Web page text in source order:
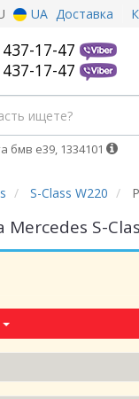
UA Доставка
437-17-47
437-17-47
бмв е39, 1334101
S-Class W220
Mercedes S-